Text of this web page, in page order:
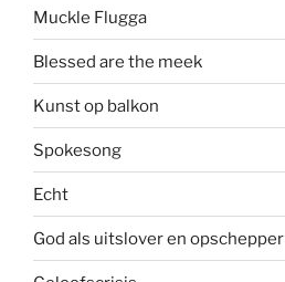
Muckle Flugga
Blessed are the meek
Kunst op balkon
Spokesong
Echt
God als uitslover en opschepper